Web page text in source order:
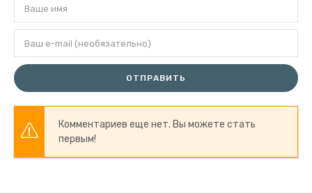
ОТПРАВИТЬ
Комментариев еще нет. Вы можете стать
первым!